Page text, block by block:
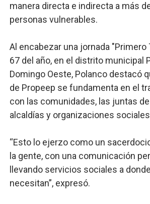
manera directa e indirecta a más
personas vulnerables.
Al encabezar una jornada "Primero
67 del año, en el distrito municipal
Domingo Oeste, Polanco destacó
de Propeep se fundamenta en el
con las comunidades, las juntas
alcaldías y organizaciones
“Esto lo ejerzo como un
la gente, con una comunicación
llevando servicios sociales a
necesitan”, expresó.